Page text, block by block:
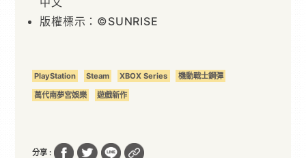
版權標示：©SUNRISE
PlayStation Steam XBOX Series
機動戰士鋼彈
萬代南夢宮娛樂
遊戲新作
分享 :